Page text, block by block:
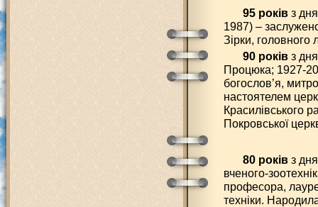
95 роківз дня
1987) –
Зірки, головного
90 роківз дня
Процюка; 1927-
богослов’я,
настоятелем
Красилівського
Покровської
80 роківз
вченого-
професора,
техніки.